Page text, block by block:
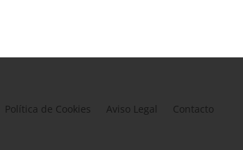
Política de Cookies Aviso Legal Contacto